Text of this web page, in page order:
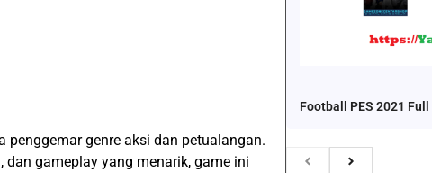
genre aksi dan petualangan.
gameplay yang menarik, game ini
Football PES 2021